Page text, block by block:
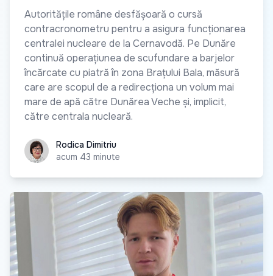
Autoritățile române desfășoară o cursă
contracronometru pentru a asigura funcționarea
centralei nucleare de la Cernavodă. Pe Dunăre
continuă operațiunea de scufundare a barjelor
încărcate cu piatră în zona Brațului Bala, măsură
care are scopul de a redirecționa un volum mai
mare de apă către Dunărea Veche și, implicit,
către centrala nucleară.
Rodica Dimitriu
Rodica Dimitriu
acum 43 minute